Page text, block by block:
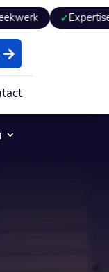
Expertiseverslag